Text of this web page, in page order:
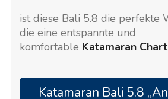
Adria, zur Charter bereit.
und leicht zu manövrieren,
ist diese Bali 5.8 die perfekte
die eine entspannte und
komfortable Katamaran
Katamaran Bali 5.8